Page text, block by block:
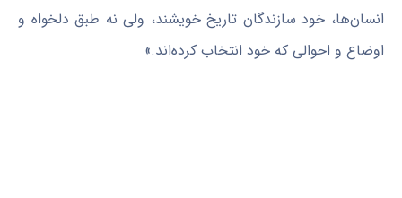
انسان‌ها، خود سازندگان تاریخ خویشند، ولی نه طبق دلخواه و
اوضاع و احوالی که خود انتخاب کرده‌اند.»